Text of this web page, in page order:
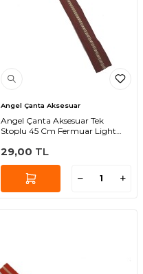
Angel Çanta Aksesuar
Angel Çanta Aksesuar Tek
Stoplu 45 Cm Fermuar Light
29,00 TL